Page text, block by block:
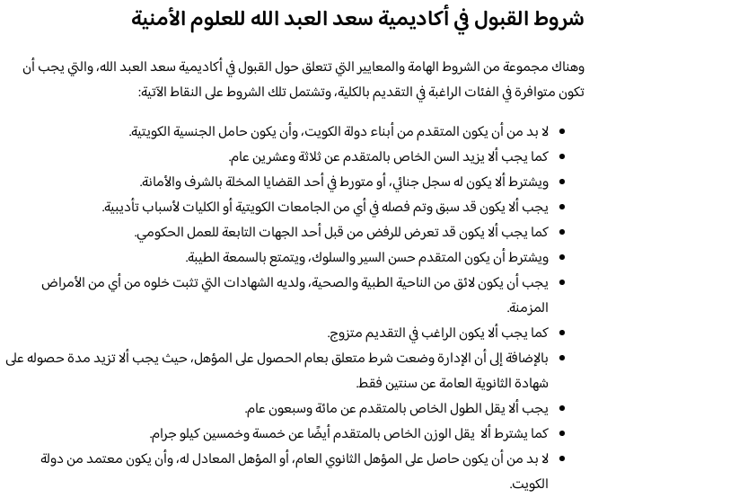
شروط القبول في أكاديمية سعد العبد الله للعلوم الأمنية
وهناك مجموعة من الشروط الهامة والمعايير التي تتعلق حول القبول في أكاديمية سعد العبد الله، والتي يجب أن
تكون متوافرة في الفئات الراغبة في التقديم بالكلية، وتشتمل تلك الشروط على النقاط الآتية:
لا بد من أن يكون المتقدم من أبناء دولة الكويت، وأن يكون حامل الجنسية الكويتية.
كما يجب ألا يزيد السن الخاص بالمتقدم عن ثلاثة وعشرين عام.
ويشترط ألا يكون له سجل جنائي، أو متورط في أحد القضايا المخلة بالشرف والأمانة.
يجب ألا يكون قد سبق وتم فصله في أي من الجامعات الكويتية أو الكليات لأسباب تأديبية.
كما يجب ألا يكون قد تعرض للرفض من قبل أحد الجهات التابعة للعمل الحكومي.
ويشترط أن يكون المتقدم حسن السير والسلوك، ويتمتع بالسمعة الطيبة.
يجب أن يكون لائق من الناحية الطبية والصحية، ولديه الشهادات التي تثبت خلوه من أي من الأمراض
المزمنة.
كما يجب ألا يكون الراغب في التقديم متزوج.
بالإضافة إلى أن الإدارة وضعت شرط متعلق بعام الحصول على المؤهل، حيث يجب ألا تزيد مدة حصوله على
شهادة الثانوية العامة عن سنتين فقط.
يجب ألا يقل الطول الخاص بالمتقدم عن مائة وسبعون عام.
كما يشترط ألا يقل الوزن الخاص بالمتقدم أيضًا عن خمسة وخمسين كيلو جرام.
لا بد من أن يكون حاصل على المؤهل الثانوي العام، أو المؤهل المعادل له، وأن يكون معتمد من دولة
الكويت.